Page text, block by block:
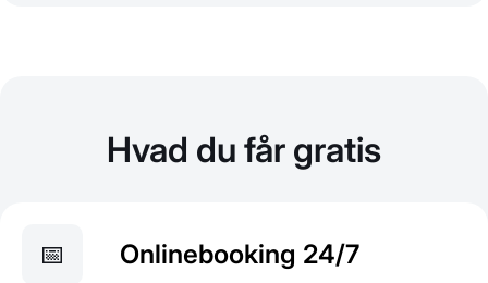
Hvad du får gratis
📅 Onlinebooking 24/7